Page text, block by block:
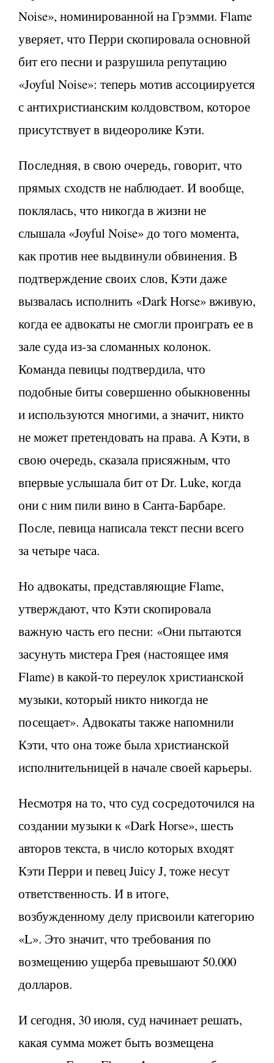
Noise», номинированной на Грэмми. Flame
уверяет, что Перри скопировала основной
бит его песни и разрушила репутацию
«Joyful Noise»: теперь мотив ассоциируется
с антихристианским колдовством, которое
присутствует в видеоролике Кэти.
Последняя, в свою очередь, говорит, что
прямых сходств не наблюдает. И вообще,
поклялась, что никогда в жизни не
слышала «Joyful Noise» до того момента,
как против нее выдвинули обвинения. В
подтверждение своих слов, Кэти даже
вызвалась исполнить «Dark Horse» вживую,
когда ее адвокаты не смогли проиграть ее в
зале суда из-за сломанных колонок.
Команда певицы подтвердила, что
подобные биты совершенно обыкновенны
и используются многими, а значит, никто
не может претендовать на права. А Кэти, в
свою очередь, сказала присяжным, что
впервые услышала бит от Dr. Luke, когда
они с ним пили вино в Санта-Барбаре.
После, певица написала текст песни всего
за четыре часа.
Но адвокаты, представляющие Flame,
утверждают, что Кэти скопировала
важную часть его песни: «Они пытаются
засунуть мистера Грея (настоящее имя
Flame) в какой-то переулок христианской
музыки, который никто никогда не
посещает». Адвокаты также напомнили
Кэти, что она тоже была христианской
исполнительницей в начале своей карьеры.
Несмотря на то, что суд сосредоточился на
создании музыки к «Dark Horse», шесть
авторов текста, в число которых входят
Кэти Перри и певец Juicy J, тоже несут
ответственность. И в итоге,
возбужденному делу присвоили категорию
«L». Это значит, что требования по
возмещению ущерба превышают 50.000
долларов.
И сегодня, 30 июля, суд начинает решать,
какая сумма может быть возмещена